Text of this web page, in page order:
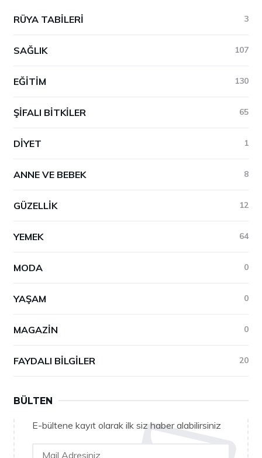
RÜYA TABILERI 3
SAĞLIK 107
EĞITIM 130
ŞIFALI BITKILER 65
DIYET 1
ANNE VE BEBEK 8
GÜZELLIK 12
YEMEK 64
MODA 0
YAŞAM 0
MAGAZIN 0
FAYDALI BILGILER 20
BÜLTEN
E-bültene kayıt olarak ilk siz haber alabilirsiniz